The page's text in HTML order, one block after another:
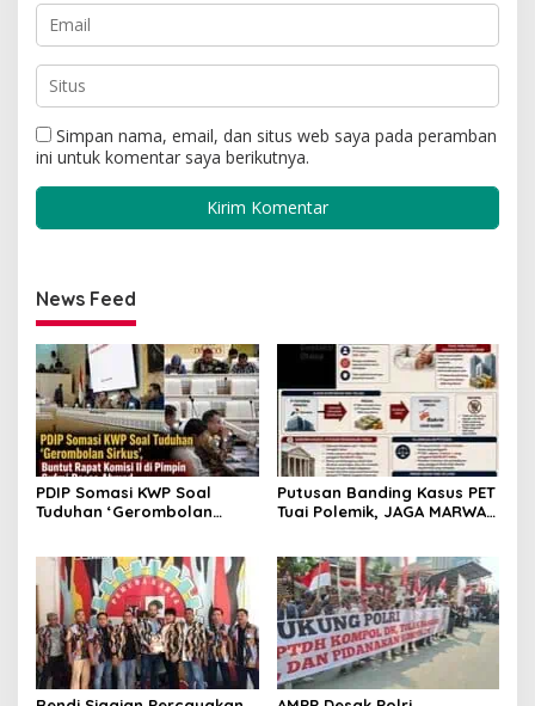
Simpan nama, email, dan situs web saya pada peramban
ini untuk komentar saya berikutnya.
News Feed
PDIP Somasi KWP Soal
Tuduhan ‘Gerombolan
Dasco Ahmad
Putusan Banding Kasus PET
Tuai Polemik, JAGA MARWAH